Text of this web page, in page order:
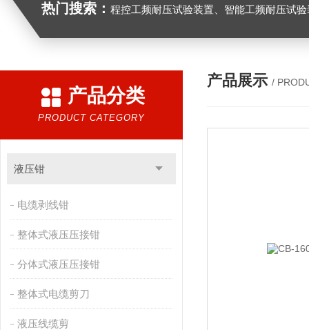
热门搜索： 程控工频耐压试验装置、智能工频耐压试验装置、工频耐压试验装置、工频耐压试验仪、工频耐压试验台、高压耐压试
产品分类
PRODUCT CATEGORY
液压钳
电缆剥线钳
整体式液压压接钳
分体式液压压接钳
整体式电缆剪刀
液压线缆剪
产品展示 /